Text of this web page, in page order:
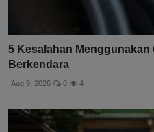
5 Kesalahan Menggunakan
Berkendara
Aug 9, 2026 0 4